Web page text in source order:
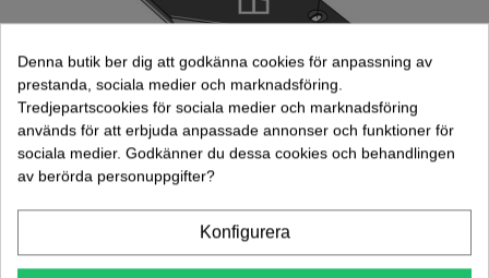
Vingskär Höger Doublet Record HE-VA
(101.0423450)
209,00 kr (exkl. moms)
Denna butik ber dig att godkänna cookies för anpassning av
prestanda, sociala medier och marknadsföring.
Tredjepartscookies för sociala medier och marknadsföring
används för att erbjuda anpassade annonser och funktioner för
sociala medier. Godkänner du dessa cookies och behandlingen
av berörda personuppgifter?
Konfigurera